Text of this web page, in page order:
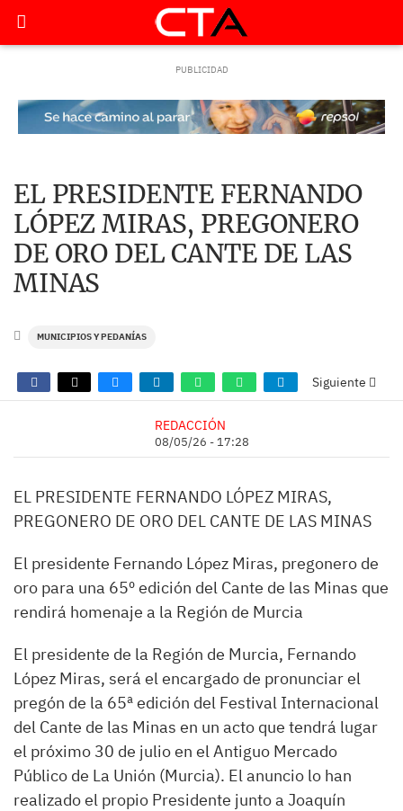
EL PRESIDENTE FERNANDO
LÓPEZ MIRAS, PREGONERO
DE ORO DEL CANTE DE LAS
MINAS
MUNICIPIOS Y PEDANÍAS
Siguiente
REDACCIÓN
08/05/26 - 17:28
EL PRESIDENTE FERNANDO LÓPEZ MIRAS,
PREGONERO DE ORO DEL CANTE DE LAS MINAS
El presidente Fernando López Miras, pregonero de
oro para una 65º edición del Cante de las Minas que
rendirá homenaje a la Región de Murcia
El presidente de la Región de Murcia, Fernando
López Miras, será el encargado de pronunciar el
pregón de la 65ª edición del Festival Internacional
del Cante de las Minas en un acto que tendrá lugar
el próximo 30 de julio en el Antiguo Mercado
Público de La Unión (Murcia). El anuncio lo han
realizado el propio Presidente junto a Joaquín